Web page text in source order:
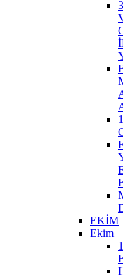
EKİM
Ekim